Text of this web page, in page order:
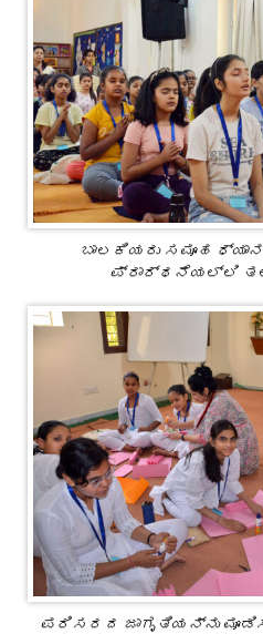
ಬಾಲಕಿಯರು ಸಮೂಹ
ಪ್ರಾರ್ಥನೆಯಲ್ಲಿ
ಪರಿಸರದ ಜಾಗೃತಿಯನ್ನು